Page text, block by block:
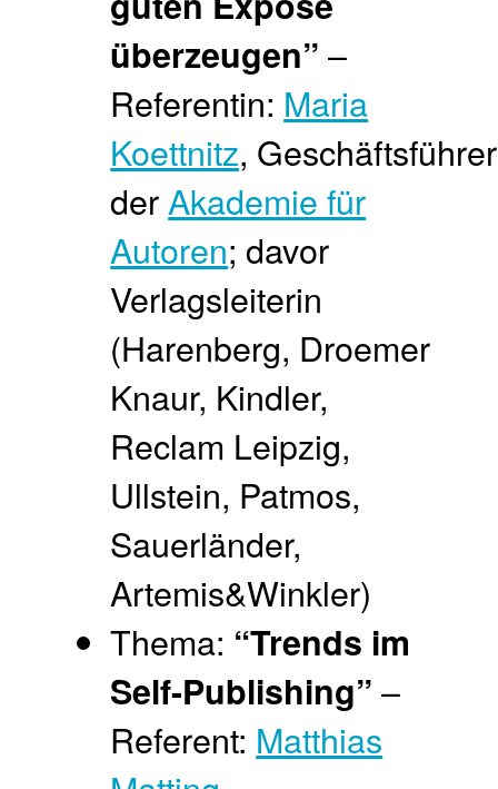
überzeugen” –
Referentin: Maria
Koettnitz,
derAkademie für
Autoren; davor
Verlagsleiterin
(Harenberg, Droemer
Knaur, Kindler,
Reclam Leipzig,
Ullstein, Patmos,
Sauerländer,
Artemis&Winkler)
Thema: “Trends im
Self-Publishing” –
Referent: Matthias